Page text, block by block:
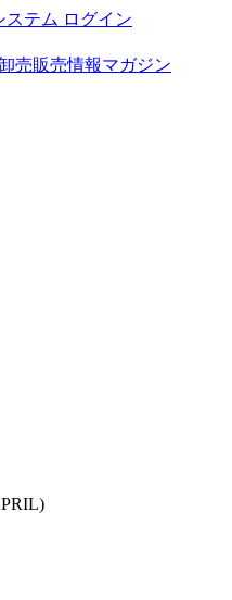
ステム ログイン
売販売情報マガジン